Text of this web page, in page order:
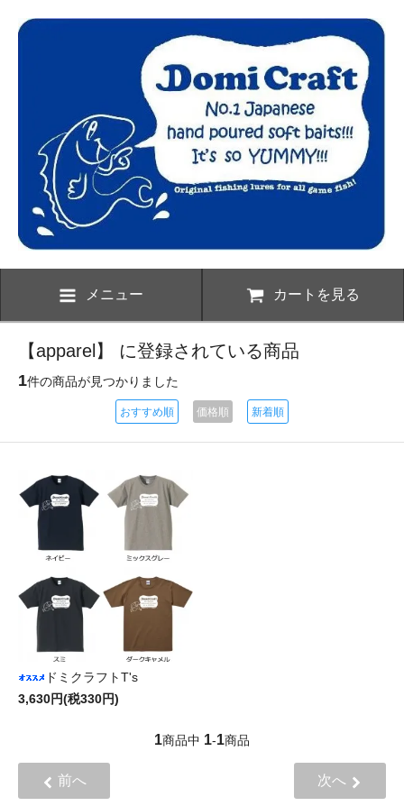
メニュー カートを見る
【apparel】 に登録されている商品
1件の商品が見つかりました
おすすめ順 価格順 新着順
ドミクラフトT's
3,630円(税330円)
1商品中 1-1商品
前へ 次へ